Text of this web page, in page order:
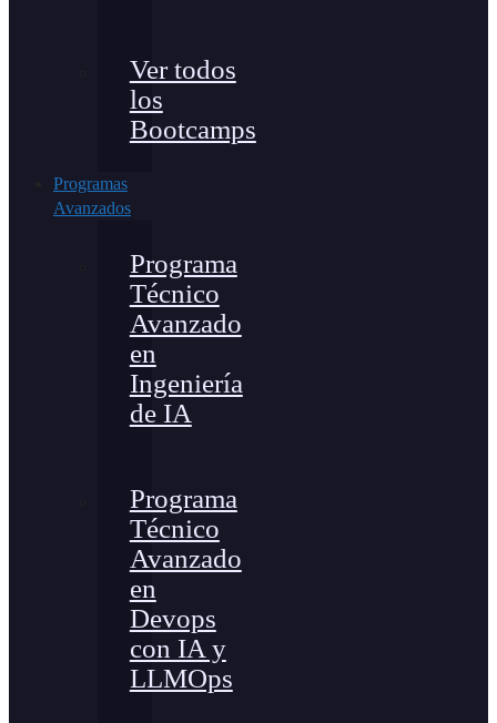
Ver todos
los
Bootcamps
Programas
Avanzados
Programa
Técnico
Avanzado
en
Ingeniería
de IA
Programa
Técnico
Avanzado
en
Devops
con IA y
LLMOps